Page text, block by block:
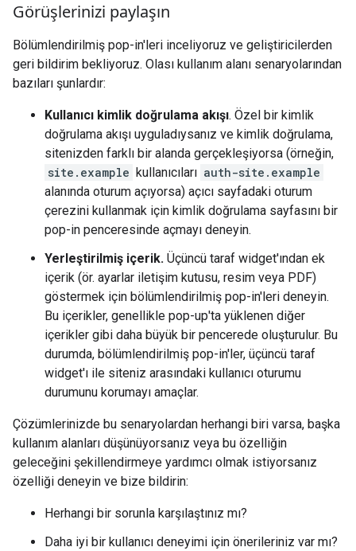
Görüşlerinizi paylaşın
Bölümlendirilmiş pop-in'leri inceliyoruz ve geliştiricilerden
geri bildirim bekliyoruz. Olası kullanım alanı senaryolarından
bazıları şunlardır:
Kullanıcı kimlik doğrulama akışı. Özel bir kimlik
doğrulama akışı uyguladıysanız ve kimlik doğrulama,
sitenizden farklı bir alanda gerçekleşiyorsa (örneğin,
site.example kullanıcıları auth-site.example
alanında oturum açıyorsa) açıcı sayfadaki oturum
çerezini kullanmak için kimlik doğrulama sayfasını bir
pop-in penceresinde açmayı deneyin.
Yerleştirilmiş içerik. Üçüncü taraf widget'ından ek
içerik (ör. ayarlar iletişim kutusu, resim veya PDF)
göstermek için bölümlendirilmiş pop-in'leri deneyin.
Bu içerikler, genellikle pop-up'ta yüklenen diğer
içerikler gibi daha büyük bir pencerede oluşturulur. Bu
durumda, bölümlendirilmiş pop-in'ler, üçüncü taraf
widget'ı ile siteniz arasındaki kullanıcı oturumu
durumunu korumayı amaçlar.
Çözümlerinizde bu senaryolardan herhangi biri varsa, başka
kullanım alanları düşünüyorsanız veya bu özelliğin
geleceğini şekillendirmeye yardımcı olmak istiyorsanız
özelliği deneyin ve bize bildirin:
Herhangi bir sorunla karşılaştınız mı?
Daha iyi bir kullanıcı deneyimi için önerileriniz var mı?